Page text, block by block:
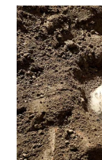
WN
BORNEO
Wahana
Media
Group
WAHANA
NEWS